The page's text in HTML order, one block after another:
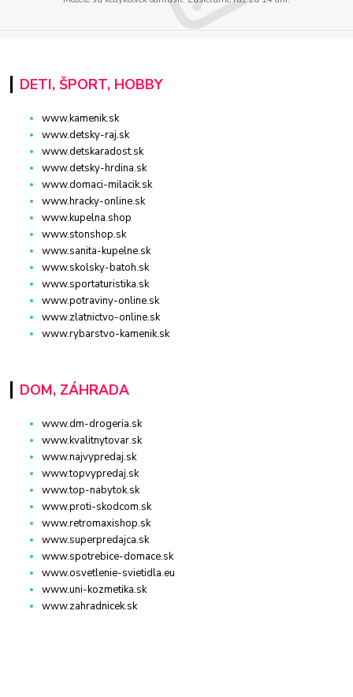
DETI, ŠPORT, HOBBY
www.kamenik.sk
www.detsky-raj.sk
www.detskaradost.sk
www.detsky-hrdina.sk
www.domaci-milacik.sk
www.hracky-online.sk
www.kupelna.shop
www.stonshop.sk
www.sanita-kupelne.sk
www.skolsky-batoh.sk
www.sportaturistika.sk
www.potraviny-online.sk
www.zlatnictvo-online.sk
www.rybarstvo-kamenik.sk
DOM, ZÁHRADA
www.dm-drogeria.sk
www.kvalitnytovar.sk
www.najvypredaj.sk
www.topvypredaj.sk
www.top-nabytok.sk
www.proti-skodcom.sk
www.retromaxishop.sk
www.superpredajca.sk
www.spotrebice-domace.sk
www.osvetlenie-svietidla.eu
www.uni-kozmetika.sk
www.zahradnicek.sk